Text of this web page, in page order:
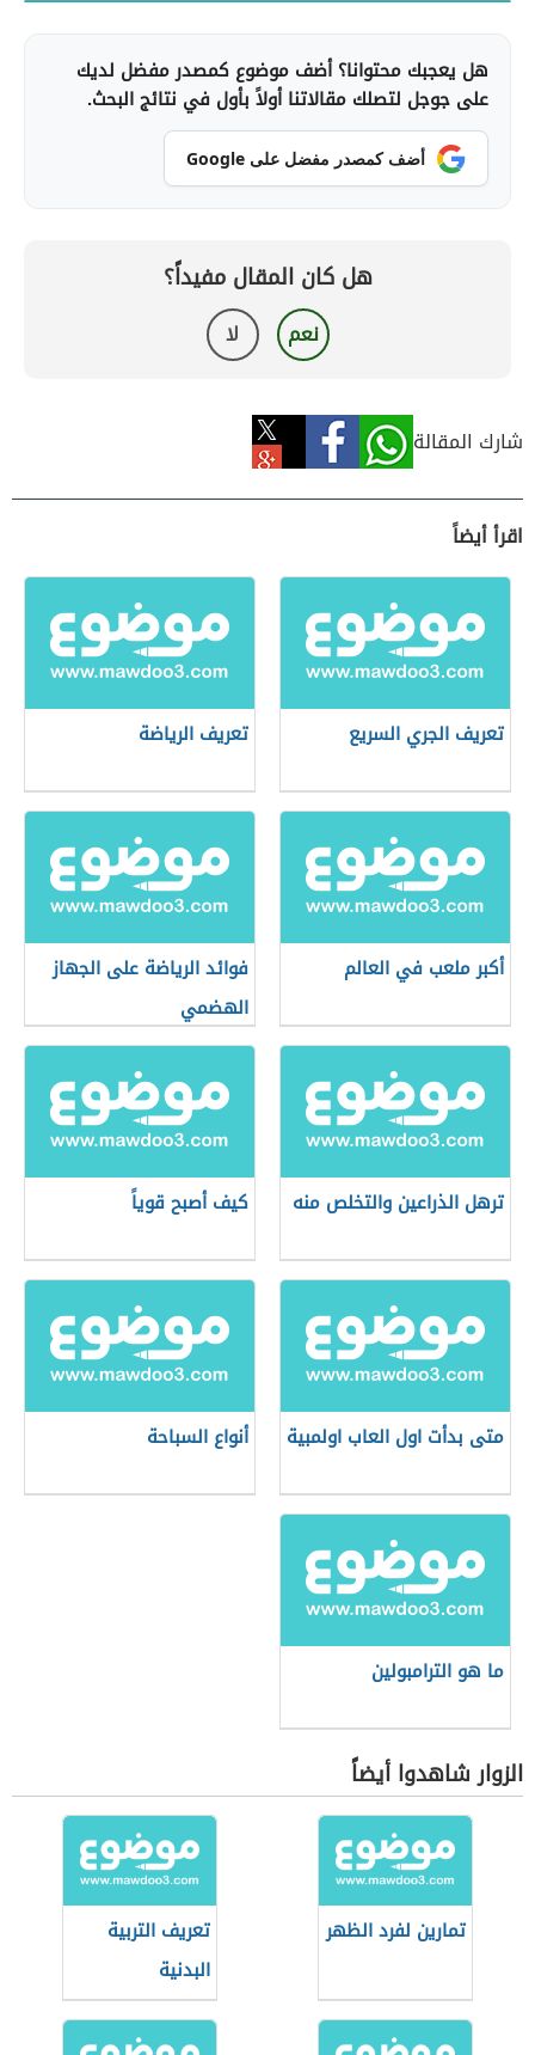
هل يعجبك محتوانا؟ أضف موضوع كمصدر مفضل لديك
على جوجل لتصلك مقالاتنا أولاً بأول في نتائج البحث.
أضف كمصدر مفضل على Google
هل كان المقال مفيداً؟
نعم لا
شارك المقالة
اقرأ أيضاً
تعريف الجري السريع تعريف الرياضة
أكبر ملعب في العالم
فوائد الرياضة على الجهاز
الهضمي
ترهل الذراعين والتخلص منه كيف أصبح قوياً
متى بدأت اول العاب اولمبية أنواع السباحة
ما هو الترامبولين
الزوار شاهدوا أيضاً
تمارين لفرد الظهر
تعريف التربية
البدنية